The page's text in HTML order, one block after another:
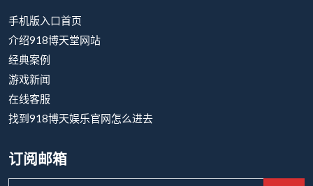
手机版入口首页
介绍918博天堂网站
经典案例
游戏新闻
在线客服
找到918博天娱乐官网怎么进去
订阅邮箱